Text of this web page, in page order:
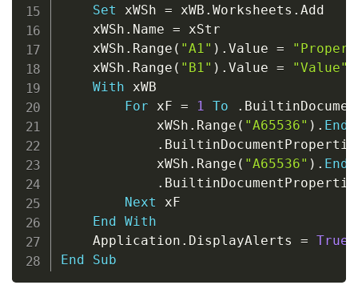
Set xWSh = xWB . Worksheets . Add
    xWSh
. Name = xStr
    xWSh
. Range ( "A1" ) . Value =
    xWSh
. Range ( "B1" ) . Value =
"Value"
With xWB
For xF = 1 To .
            xWSh
. Range ( "A65536" ) . End
.
            xWSh
. Range ( "A65536" ) . End
.
Next xF
End
With
    Application
. DisplayAlerts = True
End
Sub